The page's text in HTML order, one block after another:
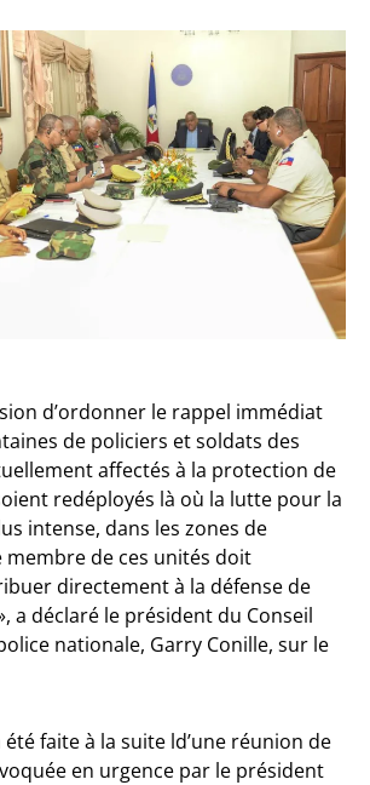
d’ordonner le rappel immédiat
de policiers et soldats des
affectés à la protection de
redéployés là où la lutte pour la
intense, dans les zones de
membre de ces unités doit
directement à la défense de
a déclaré le président du Conseil
nationale, Garry Conille, sur le
faite à la suite ld’une réunion de
en urgence par le président